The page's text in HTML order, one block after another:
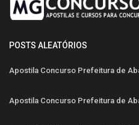
POSTS ALEATÓRIOS
Apostila Concurso Prefeitura de
Apostila Concurso Prefeitura de